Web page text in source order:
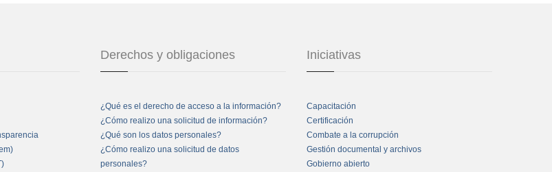
Derechos y obligaciones
¿Qué es el derecho de acceso a la información?
¿Cómo realizo una solicitud de información?
¿Qué son los datos personales?
¿Cómo realizo una solicitud de datos
personales?
Iniciativas
Capacitación
Certificación
Combate a la corrupción
Gestión documental y archivos
Gobierno abierto